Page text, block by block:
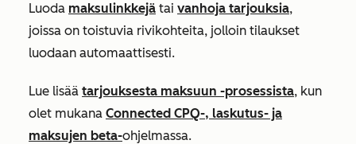
Luoda maksulinkkejä tai vanhoja tarjouksia,
joissa on toistuvia rivikohteita, jolloin tilaukset
luodaan automaattisesti.
Lue lisää tarjouksesta maksuun -prosessista, kun
olet mukana Connected CPQ-, laskutus- ja
maksujen beta-ohjelmassa.